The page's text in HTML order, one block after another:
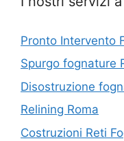
Pronto Intervento
Spurgo fognature
Disostruzione
Relining Roma
Costruzioni Reti